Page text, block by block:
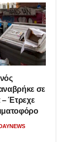
σε
– Έτρεχε